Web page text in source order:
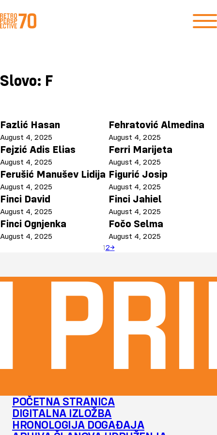
Slovo: F
Fazlić Hasan
August 4, 2025
Fehratović Almedina
August 4, 2025
Fejzić Adis Elias
August 4, 2025
Ferri Marijeta
August 4, 2025
Ferušić Manušev Lidija
August 4, 2025
Figurić Josip
August 4, 2025
Finci David
August 4, 2025
Finci Jahiel
August 4, 2025
Finci Ognjenka
August 4, 2025
Fočo Selma
August 4, 2025
12→
POČETNA STRANICA
DIGITALNA IZLOŽBA
HRONOLOGIJA DOGAĐAJA